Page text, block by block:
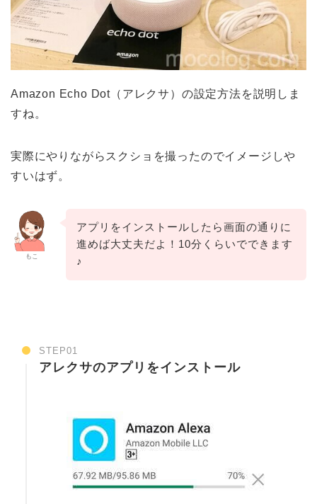
Amazon Echo Dot（アレクサ）の設定方法を説明しま
すね。
実際にやりながらスクショを撮ったのでイメージしや
すいはず。
もこ
アプリをインストールしたら画面の通りに
進めば大丈夫だよ！10分くらいでできます
♪
STEP01
アレクサのアプリをインストール